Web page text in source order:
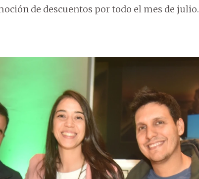
de descuentos por todo el mes de julio.